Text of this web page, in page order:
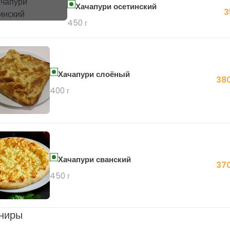
Хачапури осетинский
450 г
Хачапури слоёный
400 г
Хачапури сванский
450 г